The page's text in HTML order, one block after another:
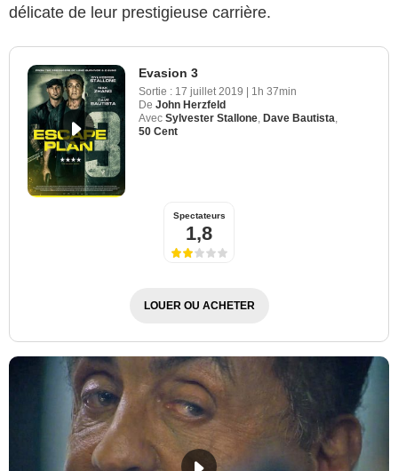
délicate de leur prestigieuse carrière.
Evasion 3
Sortie : 17 juillet 2019
1h 37min
De John Herzfeld
Avec Sylvester Stallone, Dave Bautista,
50 Cent
Spectateurs
1,8
LOUER OU ACHETER